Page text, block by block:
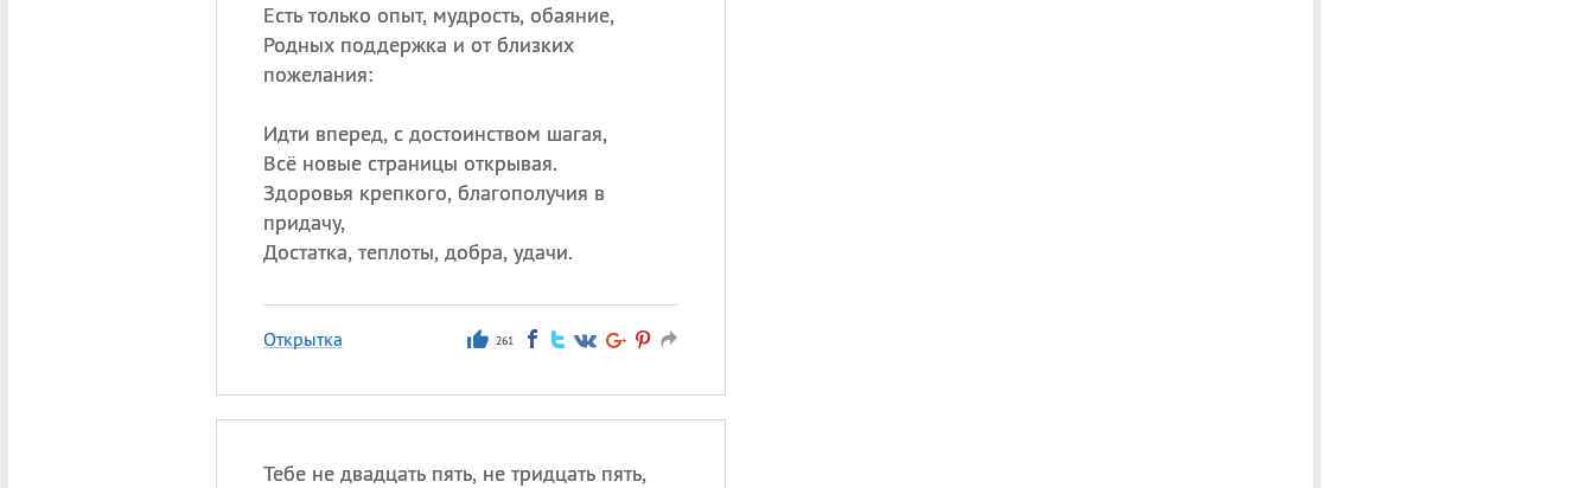
Есть только опыт, мудрость, обаяние,
Родных поддержка и от близких
пожелания:
Идти вперед, с достоинством шагая,
Всё новые страницы открывая.
Здоровья крепкого, благополучия в
придачу,
Достатка, теплоты, добра, удачи.
Открытка 261
Тебе не двадцать пять, не тридцать пять,